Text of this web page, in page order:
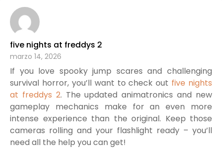
five nights at freddys 2
marzo 14, 2026
If you love spooky jump scares and challenging
survival horror, you’ll want to check out five nights
at freddys 2. The updated animatronics and new
gameplay mechanics make for an even more
intense experience than the original. Keep those
cameras rolling and your flashlight ready – you’ll
need all the help you can get!